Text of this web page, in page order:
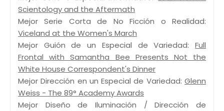
Scientology and the Aftermath
Mejor Serie Corta de No Ficción o Realidad:
Viceland at the Women's March
Mejor Guión de un Especial de Variedad: Full
Frontal with Samantha Bee Presents Not the
White House Correspondent's Dinner
Mejor Dirección en un Especial de Variedad: Glenn
Weiss - The 89° Academy Awards
Mejor Diseño de Iluminación / Dirección de